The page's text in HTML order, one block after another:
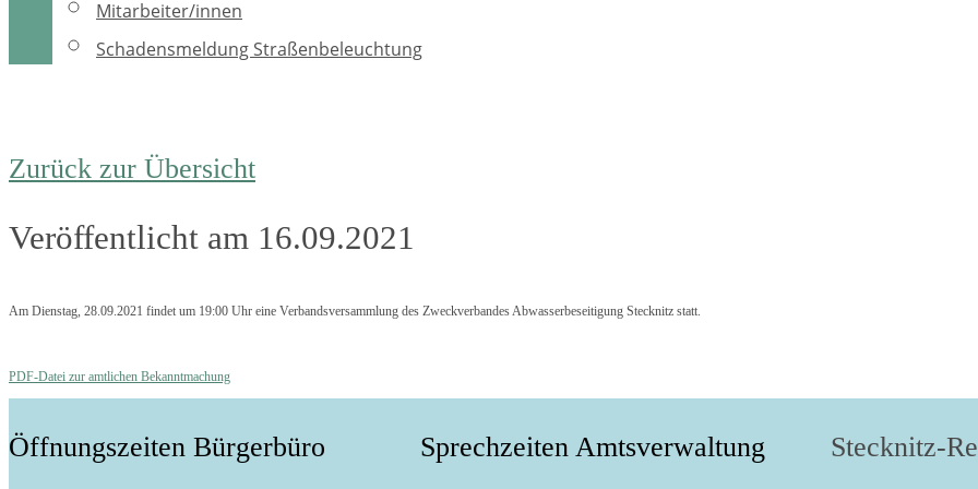
Mitarbeiter/innen
Schadensmeldung Straßenbeleuchtung
Zurück zur Übersicht
Veröffentlicht am 16.09.2021
Am Dienstag, 28.09.2021 findet um 19:00 Uhr eine Verbandsversammlung des Zweckverbandes Abwasserbeseitigung Stecknitz statt.
PDF-Datei zur amtlichen Bekanntmachung
Öffnungszeiten Bürgerbüro Sprechzeiten Amtsverwaltung Stecknitz-